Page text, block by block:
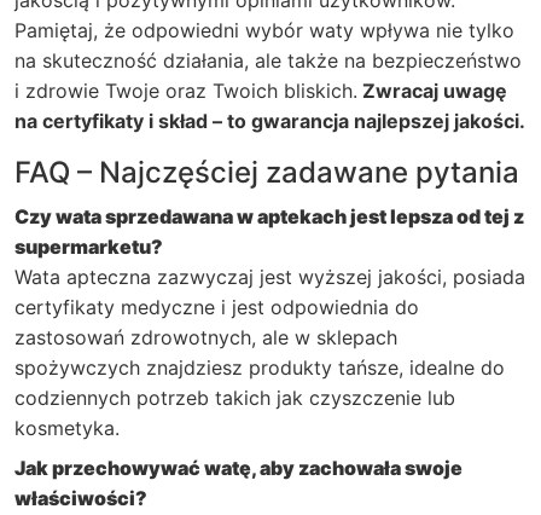
Pamiętaj, że odpowiedni wybór waty wpływa nie tylko
na skuteczność działania, ale także na bezpieczeństwo
i zdrowie Twoje oraz Twoich bliskich. Zwracaj uwagę
na certyfikaty i skład – to gwarancja najlepszej jakości.
FAQ – Najczęściej zadawane pytania
Czy wata sprzedawana w aptekach jest lepsza od tej z
supermarketu?
Wata apteczna zazwyczaj jest wyższej jakości, posiada
certyfikaty medyczne i jest odpowiednia do
zastosowań zdrowotnych, ale w sklepach
spożywczych znajdziesz produkty tańsze, idealne do
codziennych potrzeb takich jak czyszczenie lub
kosmetyka.
Jak przechowywać watę, aby zachowała swoje
właściwości?